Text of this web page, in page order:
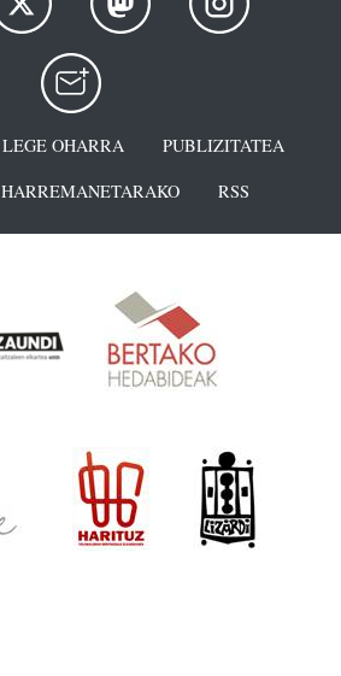
LEGE OHARRA
PUBLIZITATEA
HARREMANETARAKO RSS